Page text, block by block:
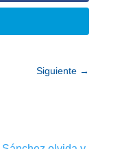
Siguiente →